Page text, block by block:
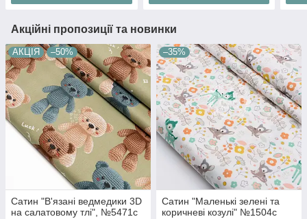
Акційні пропозиції та новинки
АКЦІЯ –50%
Сатин "В'язані ведмедики 3D
на салатовому тлі", №5471с
–35%
Сатин "Маленькі зелені та
коричневі козулі" №1504с